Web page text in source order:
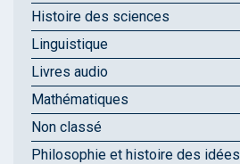
Histoire des sciences
Linguistique
Livres audio
Mathématiques
Non classé
Philosophie et histoire des idées